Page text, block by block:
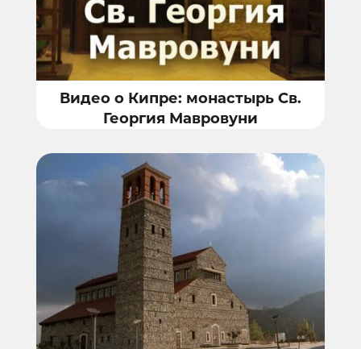
Видео о Кипре: монастырь Св.
Георгия Мавровуни